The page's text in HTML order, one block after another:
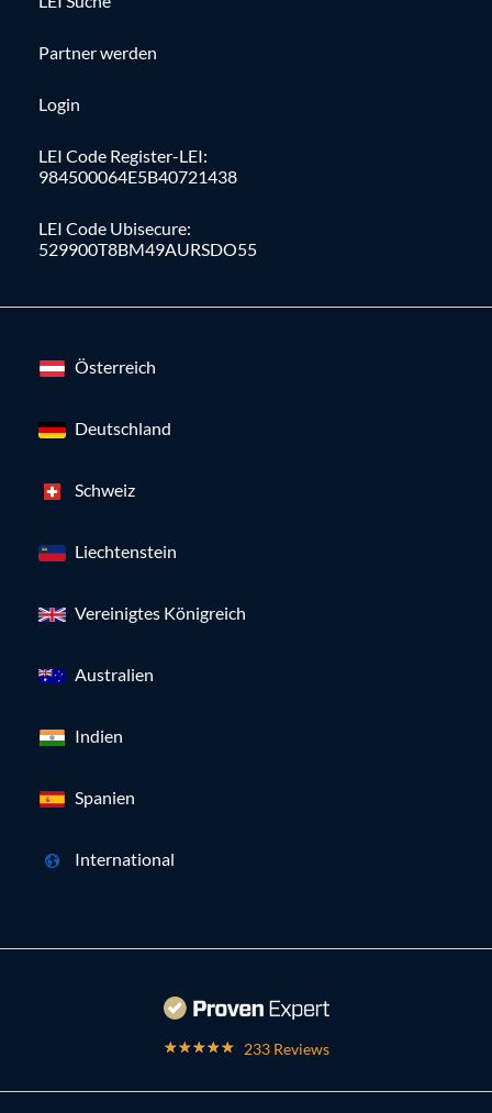
Partner werden
Login
LEI Code Register-LEI:
984500064E5B40721438
LEI Code Ubisecure:
529900T8BM49AURSDO55
Österreich
Deutschland
Schweiz
Liechtenstein
Vereinigtes Königreich
Australien
Indien
Spanien
International
233 Reviews